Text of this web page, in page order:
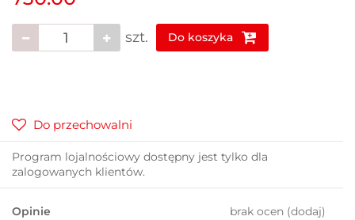
szt. Do koszyka
Do przechowalni
Program lojalnościowy dostępny jest tylko dla
zalogowanych klientów.
Opinie brak ocen (dodaj)